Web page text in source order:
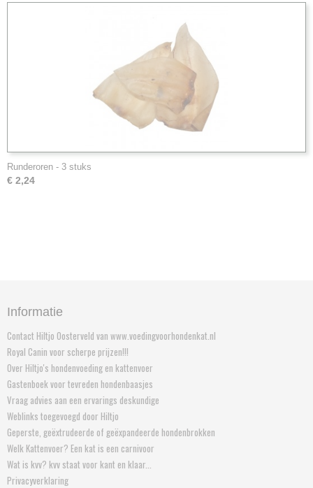
Runderoren - 3 stuks
€ 2,24
Informatie
Contact Hiltjo Oosterveld van www.voedingvoorhondenkat.nl
Royal Canin voor scherpe prijzen!!!
Over Hiltjo's hondenvoeding en kattenvoer
Gastenboek voor tevreden hondenbaasjes
Vraag advies aan een ervarings deskundige
Weblinks toegevoegd door Hiltjo
Geperste, geëxtrudeerde of geëxpandeerde hondenbrokken
Welk Kattenvoer? Een kat is een carnivoor
Wat is kvv? kvv staat voor kant en klaar...
Privacyverklaring